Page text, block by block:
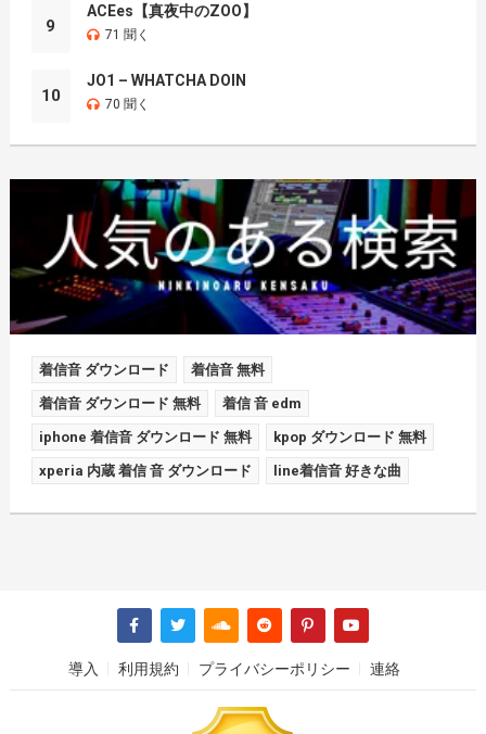
9
ACEes【真夜中のZOO】
71 聞く
10
JO1 – WHATCHA DOIN
70 聞く
着信音 ダウンロード 着信音 無料
着信音 ダウンロード 無料 着信 音 edm
iphone 着信音 ダウンロード 無料 kpop ダウンロード 無料
xperia 内蔵 着信 音 ダウンロード line着信音 好きな曲
導入 利用規約 プライバシーポリシー 連絡